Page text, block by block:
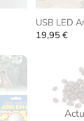
USB LED
19,95 €